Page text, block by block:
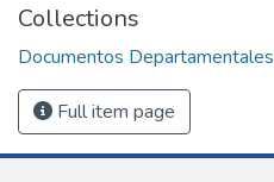
Collections
Documentos Departamentales
Full item page